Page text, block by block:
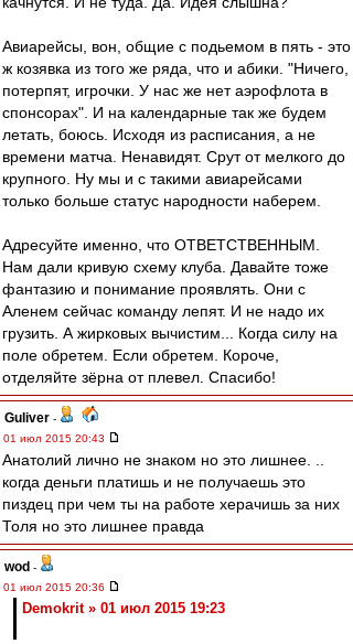
Авиарейсы, вон, общие с подьемом в пять - это
ж козявка из того же ряда, что и абики. "Ничего,
потерпят, игрочки. У нас же нет аэрофлота в
спонсорах". И на календарные так же будем
летать, боюсь. Исходя из расписания, а не
времени матча. Ненавидят. Срут от мелкого до
крупного. Ну мы и с такими авиарейсами
только больше статус народности наберем.
Адресуйте именно, что ОТВЕТСТВЕННЫМ.
Нам дали кривую схему клуба. Давайте тоже
фантазию и понимание проявлять. Они с
Аленем сейчас команду лепят. И не надо их
грузить. А жирковых вычистим... Когда силу на
поле обретем. Если обретем. Короче,
отделяйте зёрна от плевел. Спасибо!
Guliver -
01 июл 2015 20:43
Анатолий лично не знаком но это лишнее. ..
когда деньги платишь и не получаешь это
пиздец при чем ты на работе херачишь за них
Толя но это лишнее правда
wod -
01 июл 2015 20:36
Demokrit » 01 июл 2015 19:23